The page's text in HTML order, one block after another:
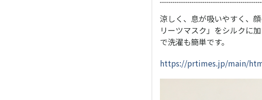
涼しく、息が吸いやすく、
リーツマスク」をシルクに
で洗濯も簡単です。
https://prtimes.jp/main/